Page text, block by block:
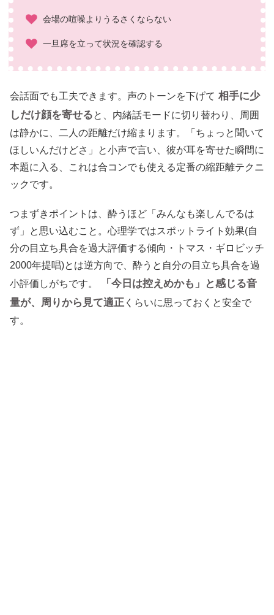
会場の喧噪よりうるさくならない
一旦席を立って状況を確認する
会話面でも工夫できます。声のトーンを下げて 相手に少
しだけ顔を寄せると、内緒話モードに切り替わり、周囲
は静かに、二人の距離だけ縮まります。「ちょっと聞いて
ほしいんだけどさ」と小声で言い、彼が耳を寄せた瞬間に
本題に入る、これは合コンでも使える定番の縮距離テクニ
ックです。
つまずきポイントは、酔うほど「みんなも楽しんでるは
ず」と思い込むこと。心理学ではスポットライト効果(自
分の目立ち具合を過大評価する傾向・トマス・ギロビッチ
2000年提唱)とは逆方向で、酔うと自分の目立ち具合を過
小評価しがちです。
「今日は控えめかも」と感じる音
量が、周りから見て適正 くらいに思っておくと安全で
す。